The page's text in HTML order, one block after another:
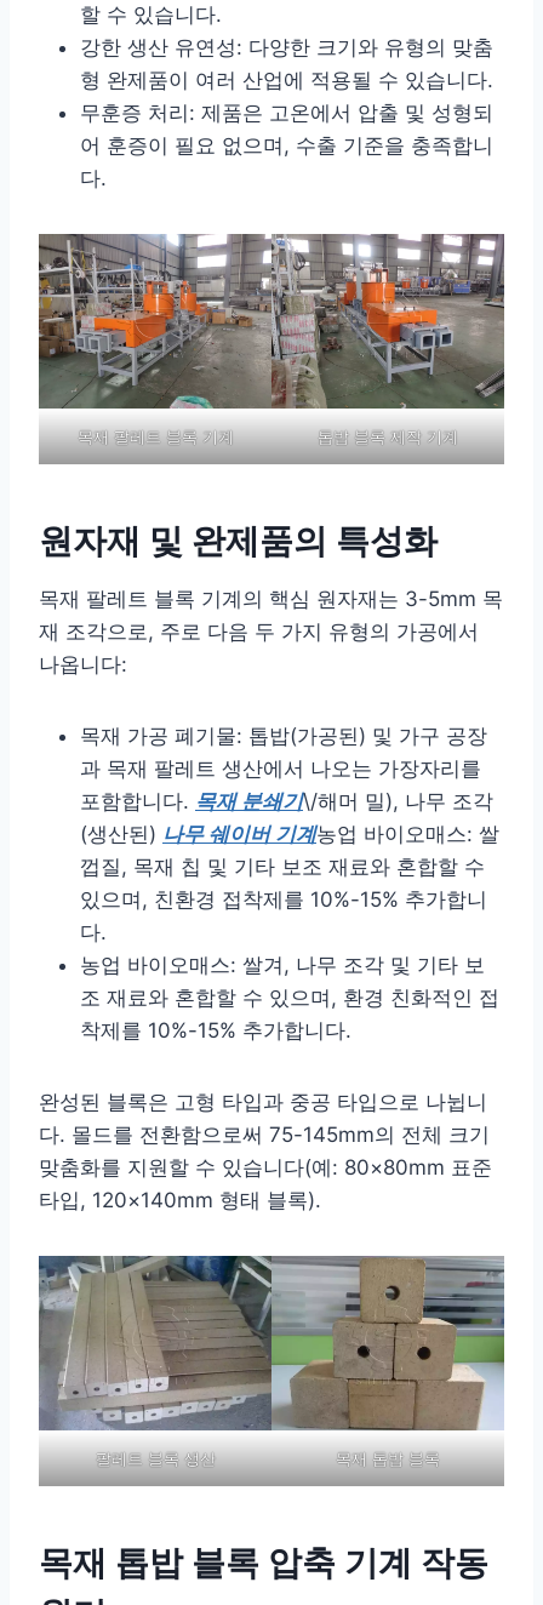
할 수 있습니다.
강한 생산 유연성: 다양한 크기와 유형의 맞춤
형 완제품이 여러 산업에 적용될 수 있습니다.
무훈증 처리: 제품은 고온에서 압출 및 성형되
어 훈증이 필요 없으며, 수출 기준을 충족합니
다.
목재 팔레트 블록 기계 톱밥 블록 제작 기계
원자재 및 완제품의 특성화
목재 팔레트 블록 기계의 핵심 원자재는 3-5mm 목
재 조각으로, 주로 다음 두 가지 유형의 가공에서
나옵니다:
목재 가공 폐기물: 톱밥(가공된) 및 가구 공장
과 목재 팔레트 생산에서 나오는 가장자리를
포함합니다. 목재 분쇄기\/해머 밀), 나무 조각
(생산된) 나무 쉐이버 기계농업 바이오매스: 쌀
껍질, 목재 칩 및 기타 보조 재료와 혼합할 수
있으며, 친환경 접착제를 10%-15% 추가합니
다.
농업 바이오매스: 쌀겨, 나무 조각 및 기타 보
조 재료와 혼합할 수 있으며, 환경 친화적인 접
착제를 10%-15% 추가합니다.
완성된 블록은 고형 타입과 중공 타입으로 나뉩니
다. 몰드를 전환함으로써 75-145mm의 전체 크기
맞춤화를 지원할 수 있습니다(예: 80×80mm 표준
타입, 120×140mm 형태 블록).
팔레트 블록 생산 목재 톱밥 블록
목재 톱밥 블록 압축 기계 작동